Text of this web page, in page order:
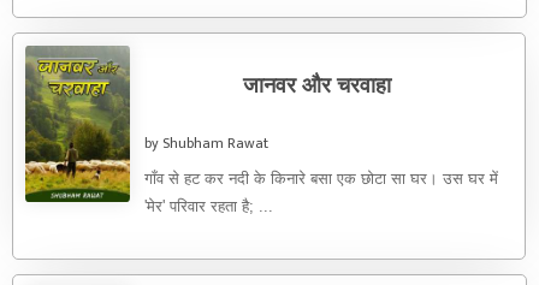
जानवर और चरवाहा
by Shubham Rawat
गाँव से हट कर नदी के किनारे बसा एक छोटा सा घर। उस घर में
'मेर' परिवार रहता है; ...